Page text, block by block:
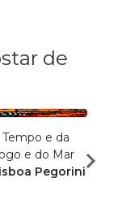
de
Terra, do Fogo e do Mar
Pegorini